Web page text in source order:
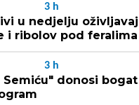
3 h
u nedjelju
i ribolov pod feralima
3 h
Semiću" donosi bogat